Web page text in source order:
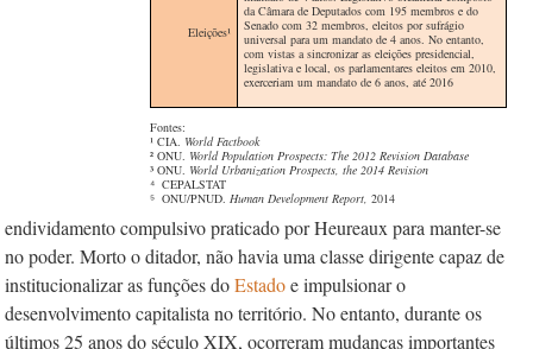
Eleições¹
da Câmara de Deputados com 195 membros e do
Senado com 32 membros, eleitos por sufrágio
universal para um mandato de 4 anos. No entanto,
com vistas a sincronizar as eleições presidencial,
legislativa e local, os parlamentares eleitos em 2010,
exerceriam um mandato de 6 anos, até 2016
Fontes:
¹ CIA. World Factbook
² ONU. World Population Prospects: The 2012 Revision Database
³ ONU. World Urbanization Prospects, the 2014 Revision
⁴ CEPALSTAT
⁵ ONU/PNUD.Human Development Report,2014
endividamento compulsivo praticado por Heureaux para manter-se
no poder. Morto o ditador, não havia uma classe dirigente capaz de
institucionalizar as funções doEstadoe impulsionar o
desenvolvimento capitalista no território. No entanto, durante os
últimos 25 anos do século XIX, ocorreram mudanças importantes